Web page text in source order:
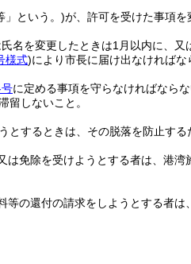
」という。)が、許可を受けた事項を
名を変更したときは1月以内に、
様式)により市長に届け出なければな
に定める事項を守らなければならな
留しないこと。
するときは、その脱落を防止する
は免除を受けようとする者は、港湾
等の還付の請求をしようとする者